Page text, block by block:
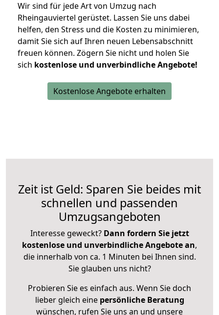
Wir sind für jede Art von Umzug nach
Rheingauviertel gerüstet. Lassen Sie uns dabei
helfen, den Stress und die Kosten zu minimieren,
damit Sie sich auf Ihren neuen Lebensabschnitt
freuen können. Zögern Sie nicht und holen Sie
sich kostenlose und unverbindliche Angebote!
Kostenlose Angebote erhalten
Zeit ist Geld: Sparen Sie beides mit
schnellen und passenden
Umzugsangeboten
Interesse geweckt? Dann fordern Sie jetzt
kostenlose und unverbindliche Angebote an,
die innerhalb von ca. 1 Minuten bei Ihnen sind.
Sie glauben uns nicht?
Probieren Sie es einfach aus. Wenn Sie doch
lieber gleich eine persönliche Beratung
wünschen, rufen Sie uns an und unsere